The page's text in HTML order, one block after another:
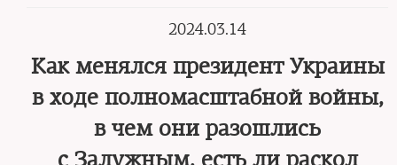
2024.03.14
Как менялся президент Украины
в ходе полномасштабной войны,
в чем они разошлись
с Залужным, есть ли раскол